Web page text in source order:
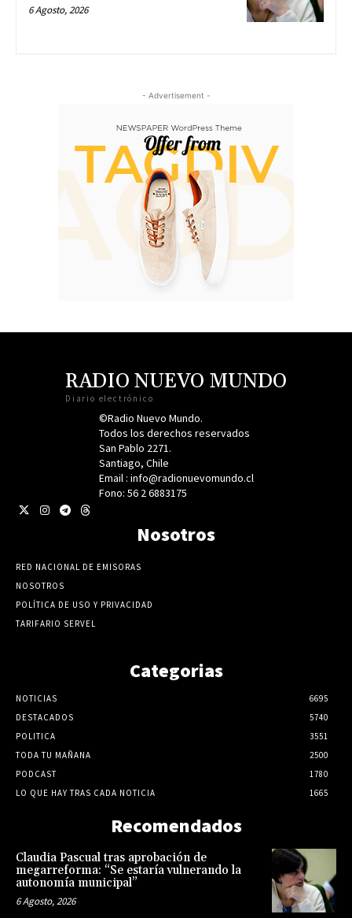
6 Agosto, 2026
- Advertisement -
RADIO NUEVO MUNDO
Diario electrónico
©Radio Nuevo Mundo.
Todos los derechos reservados
San Pablo 2271.
Santiago, Chile
Email : info@radionuevomundo.cl
Fono: 56 2 6883175
Nosotros
RED NACIONAL DE EMISORAS
NOSOTROS
POLÍTICA DE USO Y PRIVACIDAD
TARIFARIO SERVEL
Categorias
NOTICIAS
6695
DESTACADOS
5740
POLITICA
3551
TODA TU MAÑANA
2500
PODCAST
1780
LO QUE HAY TRAS CADA NOTICIA
1665
Recomendados
Claudia Pascual tras aprobación de
megarreforma: “Se estaría vulnerando la
autonomía municipal”
6 Agosto, 2026